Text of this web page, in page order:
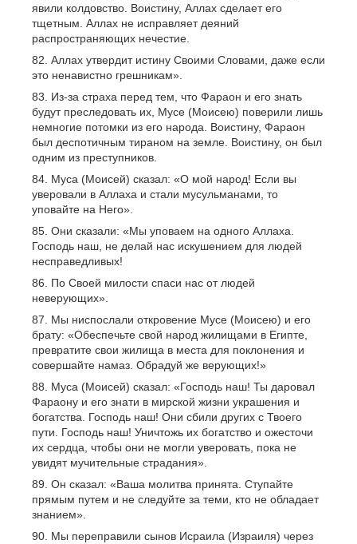
явили колдовство. Воистину, Аллах сделает его
тщетным. Аллах не исправляет деяний
распространяющих нечестие.
Аллах утвердит истину Своими Словами, даже если
это ненавистно грешникам».
Из-за страха перед тем, что Фараон и его знать
будут преследовать их, Мусе (Моисею) поверили лишь
немногие потомки из его народа. Воистину, Фараон
был деспотичным тираном на земле. Воистину, он был
одним из преступников.
Муса (Моисей) сказал: «О мой народ! Если вы
уверовали в Аллаха и стали мусульманами, то
уповайте на Него».
Они сказали: «Мы уповаем на одного Аллаха.
Господь наш, не делай нас искушением для людей
несправедливых!
По Своей милости спаси нас от людей
неверующих».
Мы ниспослали откровение Мусе (Моисею) и его
брату: «Обеспечьте свой народ жилищами в Египте,
превратите свои жилища в места для поклонения и
совершайте намаз. Обрадуй же верующих!»
Муса (Моисей) сказал: «Господь наш! Ты даровал
Фараону и его знати в мирской жизни украшения и
богатства. Господь наш! Они сбили других с Твоего
пути. Господь наш! Уничтожь их богатство и ожесточи
их сердца, чтобы они не могли уверовать, пока не
увидят мучительные страдания».
Он сказал: «Ваша молитва принята. Ступайте
прямым путем и не следуйте за теми, кто не обладает
знанием».
Мы переправили сынов Исраила (Израиля) через